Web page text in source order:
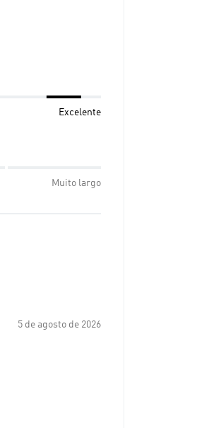
Excelente
Muito largo
5 de agosto de 2026